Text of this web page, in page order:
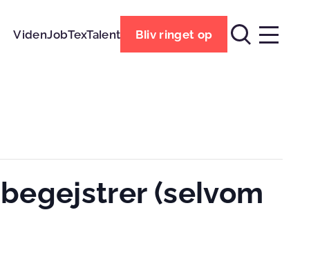
VidenJobTexTalent Bliv ringet op
(selvom